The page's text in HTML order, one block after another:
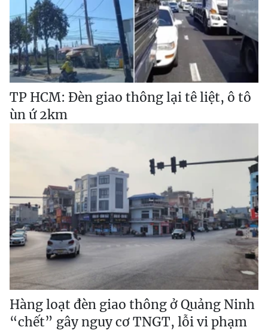
TP HCM: Đèn giao thông lại tê liệt, ô tô
ùn ứ 2km
Hàng loạt đèn giao thông ở Quảng Ninh
“chết” gây nguy cơ TNGT, lỗi vi phạm